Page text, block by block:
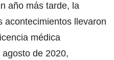
año más tarde, la
acontecimientos llevaron
médica
de 2020,